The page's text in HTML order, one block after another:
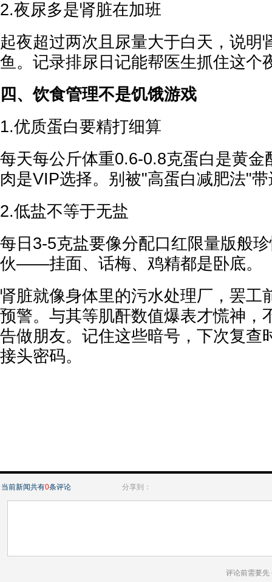
2.夜尿多是肾脏在加班
起夜超过两次且尿量大于白天，说明
鱼。记录排尿日记能帮医生抓住这个
四、饮食管理不是饥饿游戏
1.优质蛋白要精打细算
每天每公斤体重0.6-0.8克蛋白是黄金
肉是VIP选择。别被"高蛋白减肥法"
2.低盐不等于无盐
每日3-5克盐要像分配口红限量版般
伙——挂面、话梅、鸡精都是卧底。
肾脏就像身体里的污水处理厂，罢工
预警。与其等肌酐数值爆表才慌神，
告做朋友。记住这些暗号，下次复查
接头密码。
当前新闻共有0条评论 分享到：
评论前需要先